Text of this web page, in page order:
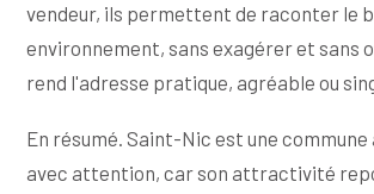
vendeur, ils permettent de raconter le
environnement, sans exagérer et sans
rend l'adresse pratique, agréable ou
En résumé. Saint-Nic est une
avec attention, car son attractivité